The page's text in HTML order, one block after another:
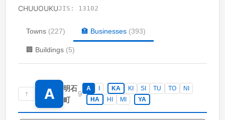
CHUUOUKUJIS: 13102
Towns (227) 🏣 Businesses (393)
🏢 Buildings (5)
↑ A
明石
町
9
A KA KI SI TU TO
NI
HA
HI MI YA